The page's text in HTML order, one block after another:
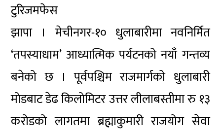
टुरिजमफेस
झापा । मेचीनगर-१० धुलाबारीमा नवनिर्मित
‘तपस्याधाम’ आध्यात्मिक पर्यटनको नयाँ गन्तव्य
बनेको छ । पूर्वपश्चिम राजमार्गको धुलाबारी
मोडबाट डेढ किलोमिटर उत्तर लीलाबस्तीमा रु १३
करोडको लागतमा ब्रह्माकुमारी राजयोग सेवा